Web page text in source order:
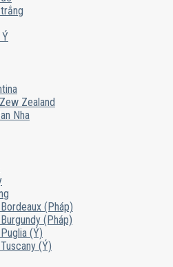
Zealand
Nha
(Pháp)
(Pháp)
(Ý)
(Ý)